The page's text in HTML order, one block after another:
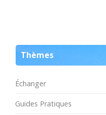
Thèmes
Échanger
Guides Pratiques